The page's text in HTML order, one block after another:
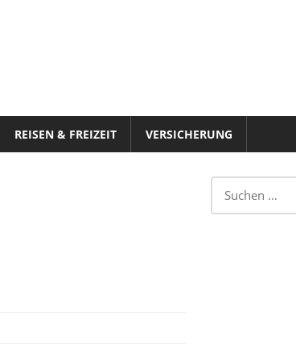
REISEN & FREIZEIT VERSICHERUNG